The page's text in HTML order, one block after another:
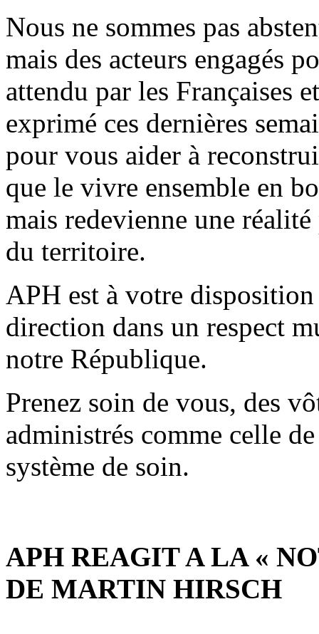
Nous ne sommes pas
mais des acteurs engagés
attendu par les Françaises
exprimé ces dernières
pour vous aider à
que le vivre ensemble en
mais redevienne une
du territoire.
APH est à votre
direction dans un respect
notre République.
Prenez soin de vous, des
administrés comme celle
système de soin.
APH REAGIT A LA «
DE MARTIN HIRSCH